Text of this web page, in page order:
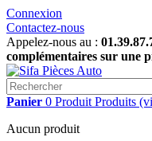
Connexion
Contactez-nous
Appelez-nous au :
complémentaires sur une
Panier 0 Produit Produits
Aucun produit